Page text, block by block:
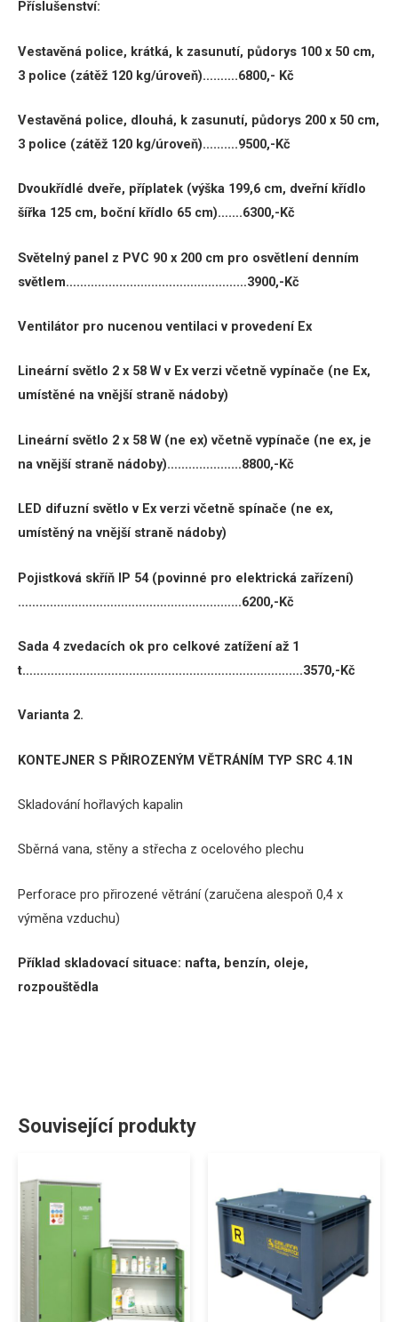
Příslušenství:
Vestavěná police, krátká, k zasunutí, půdorys 100 x 50 cm,
3 police (zátěž 120 kg/úroveň)……….6800,- Kč
Vestavěná police, dlouhá, k zasunutí, půdorys 200 x 50 cm,
3 police (zátěž 120 kg/úroveň)……….9500,-Kč
Dvoukřídlé dveře, příplatek (výška 199,6 cm, dveřní křídlo
šířka 125 cm, boční křídlo 65 cm)…….6300,-Kč
Světelný panel z PVC 90 x 200 cm pro osvětlení denním
světlem……………………………………………3900,-Kč
Ventilátor pro nucenou ventilaci v provedení Ex
Lineární světlo 2 x 58 W v Ex verzi včetně vypínače (ne Ex,
umístěné na vnější straně nádoby)
Lineární světlo 2 x 58 W (ne ex) včetně vypínače (ne ex, je
na vnější straně nádoby)…………………8800,-Kč
LED difuzní světlo v Ex verzi včetně spínače (ne ex,
umístěný na vnější straně nádoby)
Pojistková skříň IP 54 (povinné pro elektrická zařízení)
………………………………………………………6200,-Kč
Sada 4 zvedacích ok pro celkové zatížení až 1
t…………………………………………………………………….3570,-Kč
Varianta 2.
KONTEJNER S PŘIROZENÝM VĚTRÁNÍM TYP SRC 4.1N
Skladování hořlavých kapalin
Sběrná vana, stěny a střecha z ocelového plechu
Perforace pro přirozené větrání (zaručena alespoň 0,4 x
výměna vzduchu)
Příklad skladovací situace: nafta, benzín, oleje,
rozpouštědla
Související produkty